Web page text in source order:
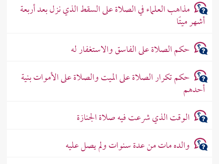
مذاهب العلماء في الصلاة على السقط الذي نزل بعد أربعة
أشهر ميتًا
حكم الصلاة على الفاسق والاستغفار له
حكم تكرار الصلاة على الميت والصلاة على الأموات بنية
أحدهم
الوقت الذي شرعت فيه صلاة الجنازة
والده مات من عدة سنوات ولم يصل عليه